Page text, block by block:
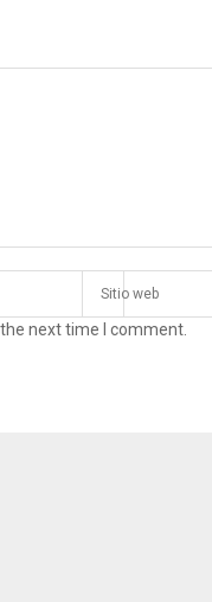
next time I comment.